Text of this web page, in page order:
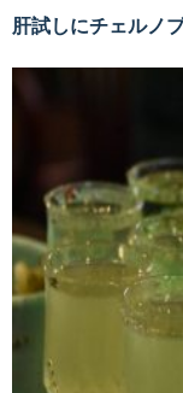
肝試しにチェル